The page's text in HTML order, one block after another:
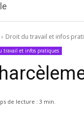
Droit du travail et infos
travail et infos pratiques
de lecture : 3 min.